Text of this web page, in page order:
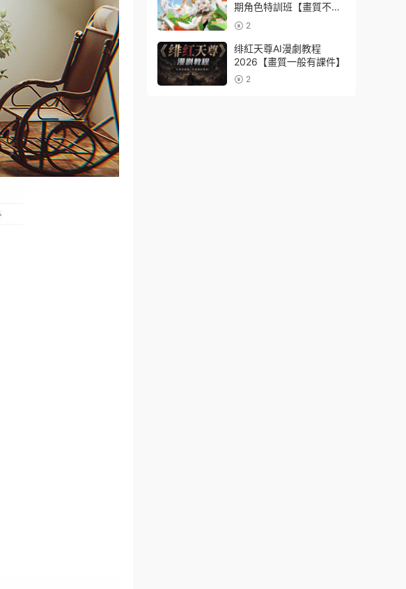
期角色特訓班【畫質不錯
隻有視頻】
2
绯紅天尊AI漫劇教程
2026【畫質一般有課件】
2